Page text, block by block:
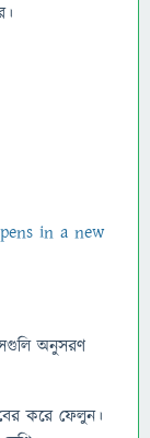
in a new
অনুসরণ
করে ফেলুন।